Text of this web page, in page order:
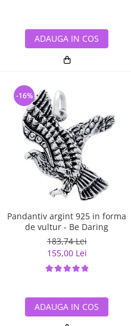
ADAUGA IN COS
Pandantiv argint 925 in forma
de vultur - Be Daring
183,74 Lei
155,00 Lei
-16%
ADAUGA IN COS